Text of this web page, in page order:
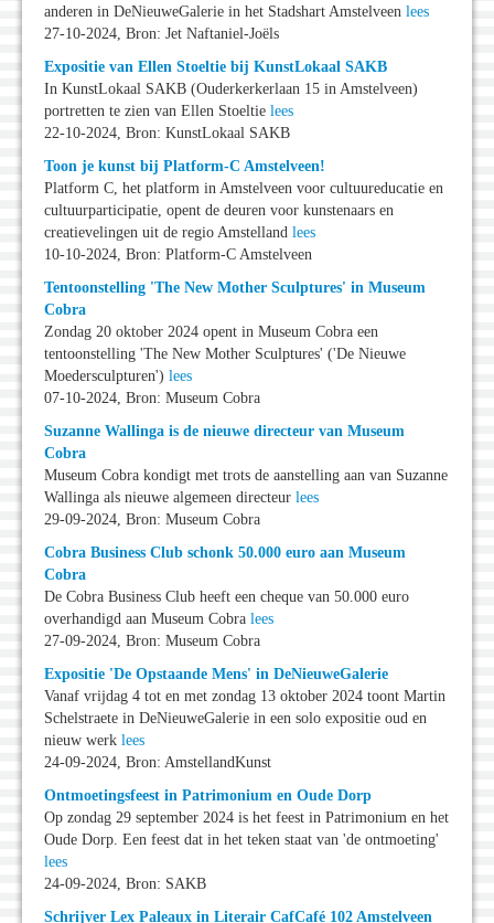
anderen in DeNieuweGalerie in het Stadshart Amstelveen lees
27-10-2024, Bron: Jet Naftaniel-Joëls
Expositie van Ellen Stoeltie bij KunstLokaal SAKB
In KunstLokaal SAKB (Ouderkerkerlaan 15 in Amstelveen)
portretten te zien van Ellen Stoeltie lees
22-10-2024, Bron: KunstLokaal SAKB
Toon je kunst bij Platform-C Amstelveen!
Platform C, het platform in Amstelveen voor cultuureducatie en
cultuurparticipatie, opent de deuren voor kunstenaars en
creatievelingen uit de regio Amstelland lees
10-10-2024, Bron: Platform-C Amstelveen
Tentoonstelling 'The New Mother Sculptures' in Museum
Cobra
Zondag 20 oktober 2024 opent in Museum Cobra een
tentoonstelling 'The New Mother Sculptures' ('De Nieuwe
Moedersculpturen') lees
07-10-2024, Bron: Museum Cobra
Suzanne Wallinga is de nieuwe directeur van Museum
Cobra
Museum Cobra kondigt met trots de aanstelling aan van Suzanne
Wallinga als nieuwe algemeen directeur lees
29-09-2024, Bron: Museum Cobra
Cobra Business Club schonk 50.000 euro aan Museum
Cobra
De Cobra Business Club heeft een cheque van 50.000 euro
overhandigd aan Museum Cobra lees
27-09-2024, Bron: Museum Cobra
Expositie 'De Opstaande Mens' in DeNieuweGalerie
Vanaf vrijdag 4 tot en met zondag 13 oktober 2024 toont Martin
Schelstraete in DeNieuweGalerie in een solo expositie oud en
nieuw werk lees
24-09-2024, Bron: AmstellandKunst
Ontmoetingsfeest in Patrimonium en Oude Dorp
Op zondag 29 september 2024 is het feest in Patrimonium en het
Oude Dorp. Een feest dat in het teken staat van 'de ontmoeting'
lees
24-09-2024, Bron: SAKB
Schrijver Lex Paleaux in Literair CafCafé 102 Amstelveen